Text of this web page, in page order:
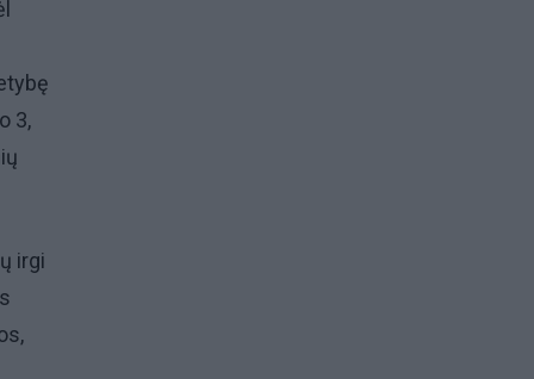
3,
irgi